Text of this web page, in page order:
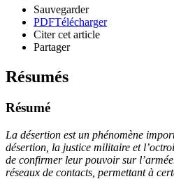
Sauvegarder
PDFTélécharger
Citer cet article
Partager
Résumés
Résumé
La désertion est un phénomène
désertion, la justice militaire et
de confirmer leur pouvoir sur
réseaux de contacts, permettant à